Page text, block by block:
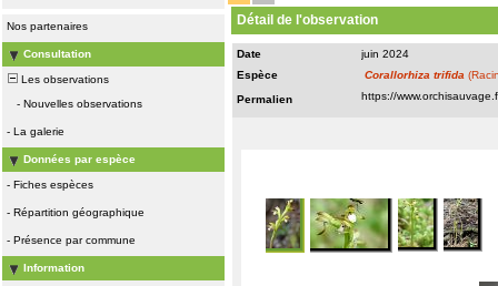
Nos partenaires
Consultation
Les observations
- Nouvelles observations
- La galerie
Données par espèce
- Fiches espèces
- Répartition géographique
- Présence par commune
Information
Détail de l'observation
Date
juin 2024
Espèce
Corallorhiza trifida
Permalien